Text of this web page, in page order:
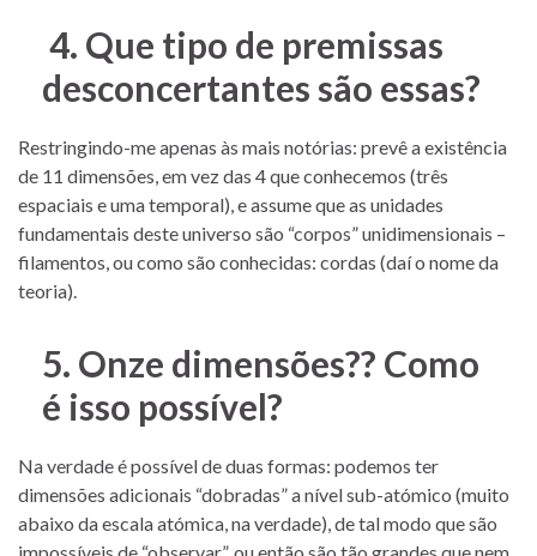
4. Que tipo de premissas
desconcertantes são essas?
Restringindo-me apenas às mais notórias: prevê a existência
de 11 dimensões, em vez das 4 que conhecemos (três
espaciais e uma temporal), e assume que as unidades
fundamentais deste universo são “corpos” unidimensionais –
filamentos, ou como são conhecidas: cordas (daí o nome da
teoria).
5. Onze dimensões?? Como
é isso possível?
Na verdade é possível de duas formas: podemos ter
dimensões adicionais “dobradas” a nível sub-atómico (muito
abaixo da escala atómica, na verdade), de tal modo que são